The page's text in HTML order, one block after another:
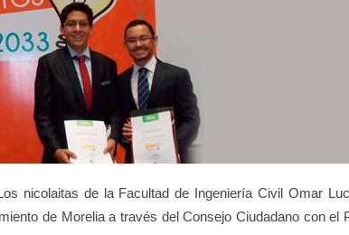
nicolaitas de la Facultad de Ingeniería Civil Omar
de Morelia a través del Consejo Ciudadano con el